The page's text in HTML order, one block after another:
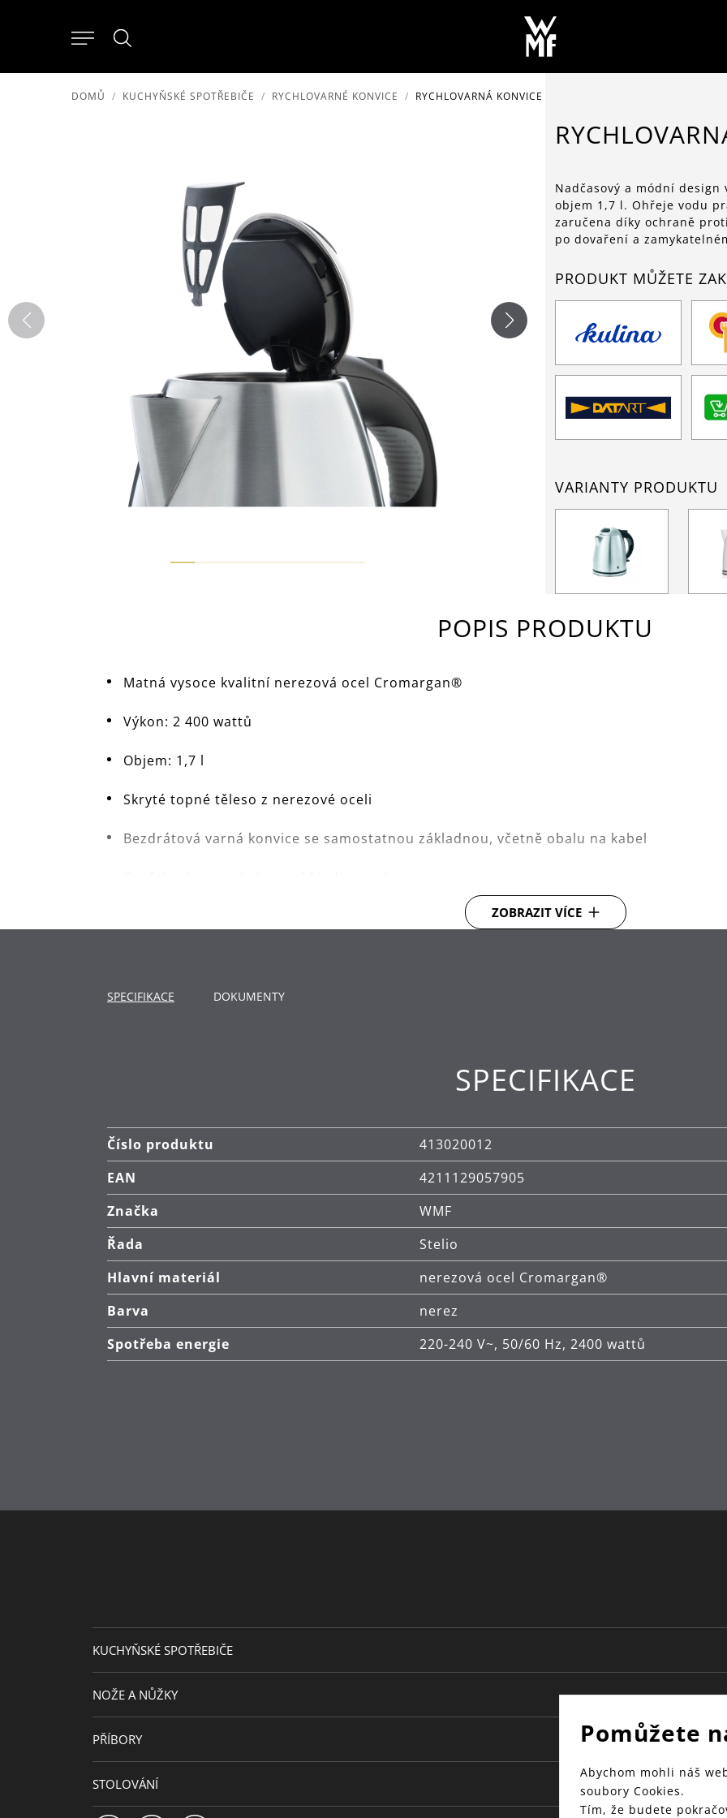
DOMŮ KUCHYŇSKÉ SPOTŘEBIČE RYCHLOVARNÉ KONVICE RYCHLOVARNÁ KONVICE STELIO 1,7 L
Nadčasový a módní design
objem 1,7 l. Ohřeje vodu
zaručena díky ochraně
po dovaření a
PRODUKT MŮŽETE
VARIANTY PRODUKTU
POPIS PRODUKTU
Matná vysoce kvalitní nerezová ocel Cromargan®
Výkon: 2 400 wattů
Objem: 1,7 l
Skryté topné těleso z nerezové oceli
Bezdrátová varná konvice se samostatnou základnou, včetně obalu na kabel
Otevírání víka pomocí jedné ruky stiskem jednoho tlačítka
ZOBRAZIT VÍCE
SPECIFIKACE DOKUMENTY
SPECIFIKACE
Číslo produktu
413020012
EAN
4211129057905
Značka
WMF
Řada
Stelio
Hlavní materiál
nerezová ocel Cromargan®
Barva
nerez
Spotřeba energie
220-240 V~, 50/60 Hz, 2400 wattů
KUCHYŇSKÉ SPOTŘEBIČE
NOŽE A NŮŽKY
PŘÍBORY
STOLOVÁNÍ
Pomůžete
Abychom mohli náš
soubory Cookies.
Tím, že budete